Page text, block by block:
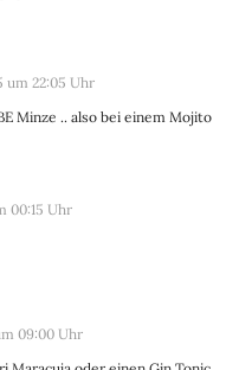
um 22:05 Uhr
Minze .. also bei einem Mojito
00:15 Uhr
09:00 Uhr